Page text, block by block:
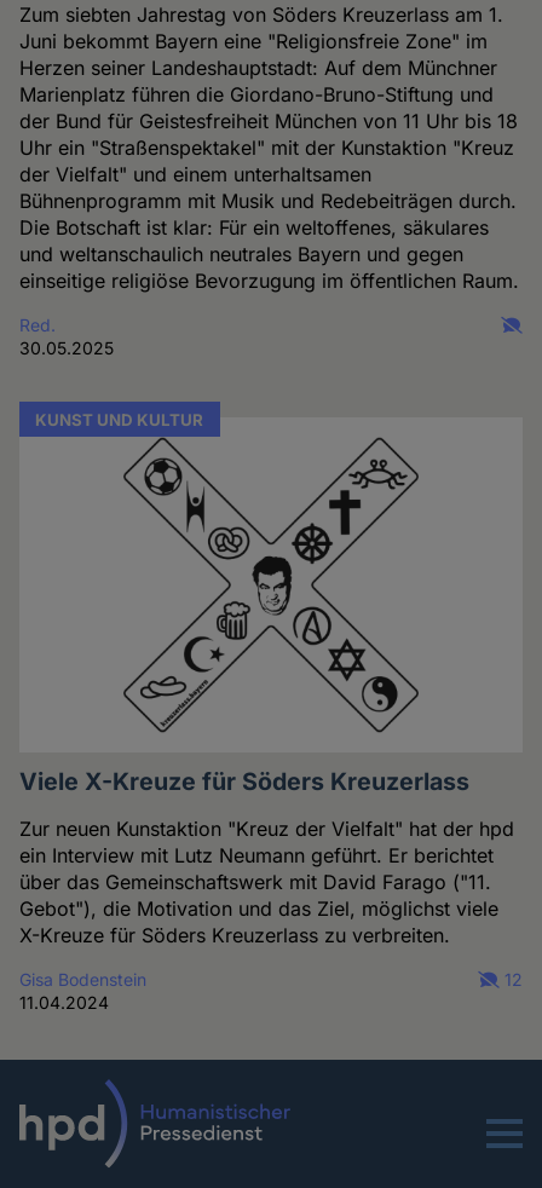
Zum siebten Jahrestag von Söders Kreuzerlass am 1.
Juni bekommt Bayern eine "Religionsfreie Zone" im
Herzen seiner Landeshauptstadt: Auf dem Münchner
Marienplatz führen die Giordano-Bruno-Stiftung und
der Bund für Geistesfreiheit München von 11 Uhr bis 18
Uhr ein "Straßenspektakel" mit der Kunstaktion "Kreuz
der Vielfalt" und einem unterhaltsamen
Bühnenprogramm mit Musik und Redebeiträgen durch.
Die Botschaft ist klar: Für ein weltoffenes, säkulares
und weltanschaulich neutrales Bayern und gegen
einseitige religiöse Bevorzugung im öffentlichen Raum.
Red.
30.05.2025
KUNST UND KULTUR
Viele X-Kreuze für Söders Kreuzerlass
Zur neuen Kunstaktion "Kreuz der Vielfalt" hat der hpd
ein Interview mit Lutz Neumann geführt. Er berichtet
über das Gemeinschaftswerk mit David Farago ("11.
Gebot"), die Motivation und das Ziel, möglichst viele
X-Kreuze für Söders Kreuzerlass zu verbreiten.
Gisa Bodenstein
11.04.2024
12
Menu